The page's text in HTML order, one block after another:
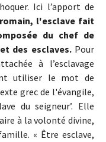
Ici l’apport de
l'esclave fait
du chef de
des esclaves. Pour
à l’esclavage
utiliser le mot de
grec de l'évangile,
du seigneur’. Elle
à la volonté divine,
« Être esclave,